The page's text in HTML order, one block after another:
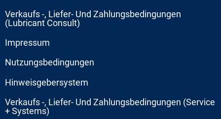
Verkaufs -, Liefer- Und Zahlungsbedingungen
(Lubricant Consult)
Impressum
Nutzungsbedingungen
Hinweisgebersystem
Verkaufs -, Liefer- Und Zahlungsbedingungen (Service
+ Systems)